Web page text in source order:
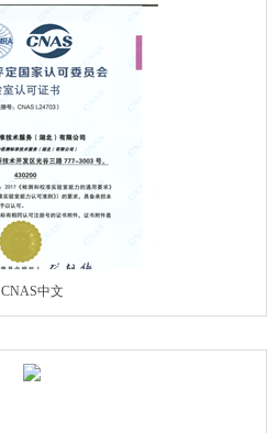
CNAS中文